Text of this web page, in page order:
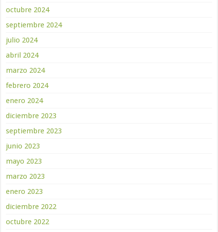
octubre 2024
septiembre 2024
julio 2024
abril 2024
marzo 2024
febrero 2024
enero 2024
diciembre 2023
septiembre 2023
junio 2023
mayo 2023
marzo 2023
enero 2023
diciembre 2022
octubre 2022